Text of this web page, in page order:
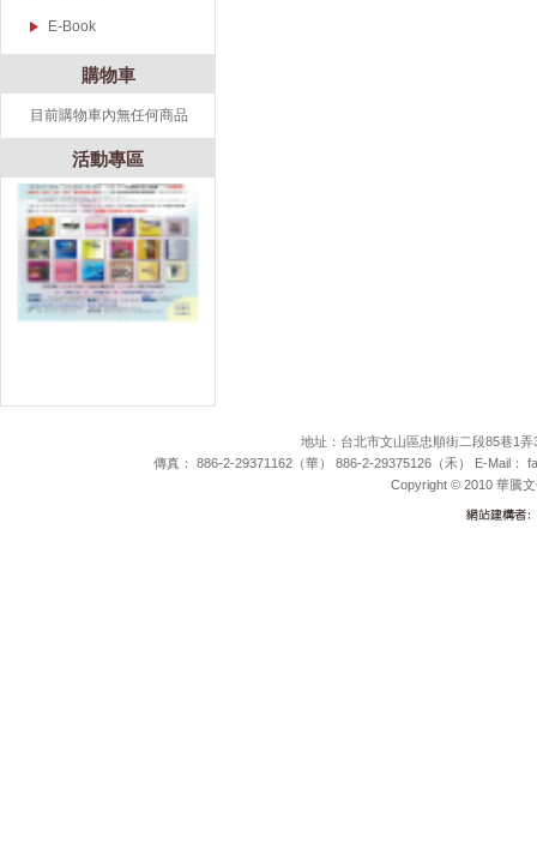
教育系列
E-Book
教育叢書
幼兒教育叢書
老人照護叢書
人文社會科學叢書
輔導與心理治療叢書
食品營養叢書
醫學、護理叢書
運動、體育休閒叢書
復健醫學叢書
購物車
目前購物車內無任何商品
活動專區
出書 可以很簡單？！
地址：台北市文山區忠順街二段85巷1
傳真： 886-2-29371162（華） 886-2-29375126（禾） E-Mail：
Copyright © 2010 華騰